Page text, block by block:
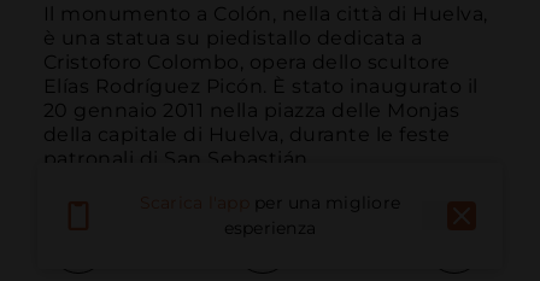
Il monumento a Colón, nella città di Huelva,
è una statua su piedistallo dedicata a
Cristoforo Colombo, opera dello scultore
Elías Rodríguez Picón. È stato inaugurato il
20 gennaio 2011 nella piazza delle Monjas
della capitale di Huelva, durante le feste
patronali di San Sebastián.
per una migliore
esperienza